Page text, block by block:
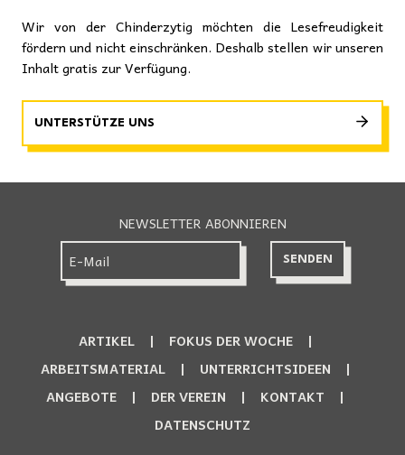
Wir von der Chinderzytig möchten die Lesefreudigkeit
fördern und nicht einschränken. Deshalb stellen wir unseren
Inhalt gratis zur Verfügung.
UNTERSTÜTZE UNS
NEWSLETTER ABONNIEREN
ARTIKEL
FOKUS DER WOCHE
ARBEITSMATERIAL
UNTERRICHTSIDEEN
ANGEBOTE
DER VEREIN
KONTAKT
DATENSCHUTZ